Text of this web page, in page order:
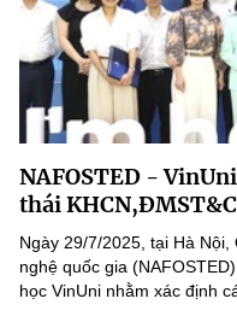
Tin địa phương
Sở hữu trí tuệ
Tiêu chuẩn, đo
Năng lượng nguyên
Ảnh
Voice
Nhiệm vụ trọng tâm
Chọn ngôn ngữ
Vietnamese
NAFOSTED -
thái
Ngày 29/7/2025, tại Hà
nghệ quốc gia
học VinUni nhằm xác định